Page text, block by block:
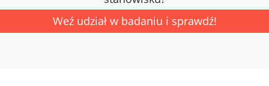
Weź udział w badaniu i sprawdź!